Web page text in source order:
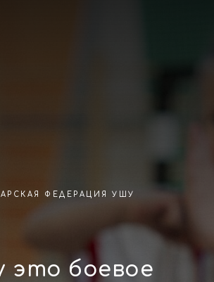
ФЕДЕРАЦИЯ УШУ
это боевое